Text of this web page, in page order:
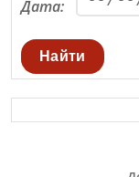
Дата:
Найти